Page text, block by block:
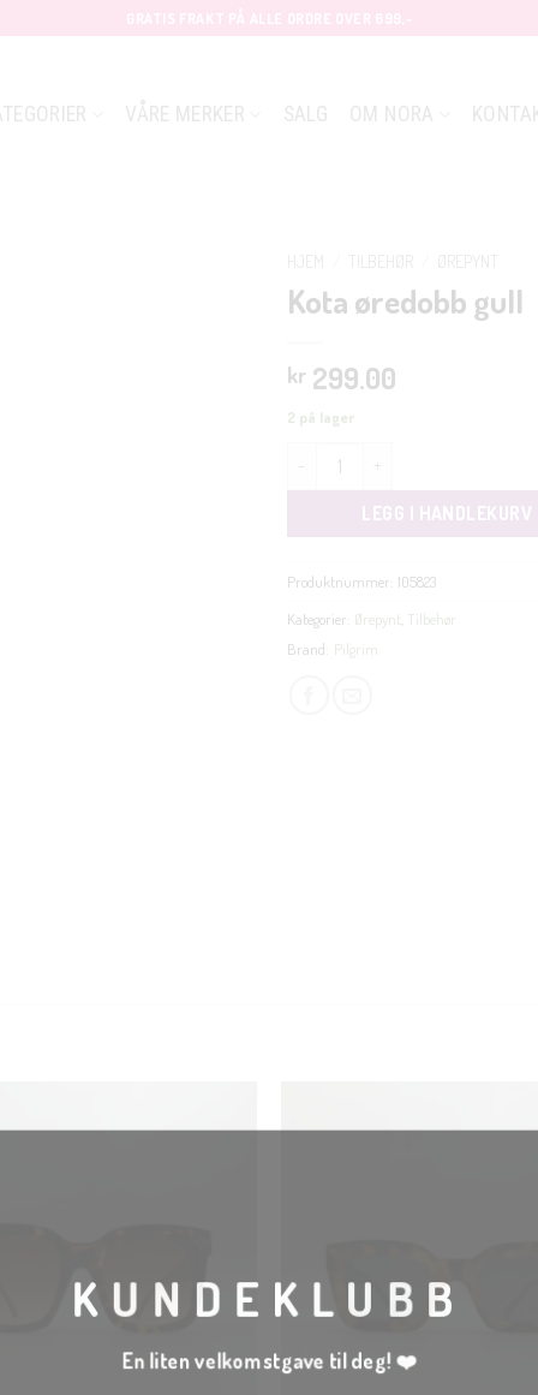
Kota øredobb gull
kr 299.00
2 på lager
LEGG I HANDLEKURV
Produktnummer: 105823
Kategorier: Ørepynt
Tilbehør
Brand: Pilgrim
KUNDEKLUBB
En liten velkomstgave til deg! ❤️